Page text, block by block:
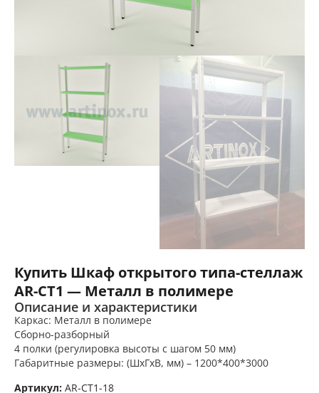
Купить Шкаф открытого типа-стеллаж
AR-CT1 — Металл в полимере
Описание и характеристики
Каркас: Металл в полимере
Сборно-разборный
4 полки (регулировка высоты с шагом 50 мм)
Габаритные размеры: (ШхГхВ, мм) – 1200*400*3000
Артикул: AR-CT1-18